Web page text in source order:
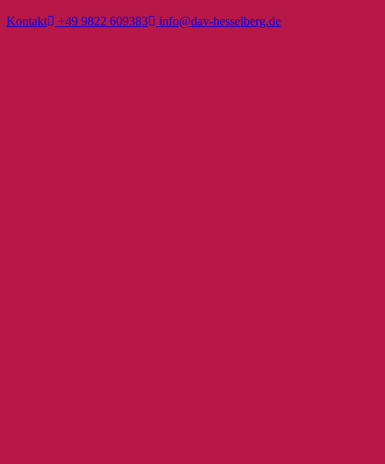
Kontakt +49 9822 609383 info@dav-hesselberg.de